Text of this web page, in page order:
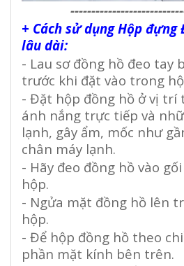
+ Cách sử dụng Hộp
lâu dài:
- Lau sơ đồng hồ đeo tay
trước khi đặt vào trong
- Đặt hộp đồng hồ ở vị trí
ánh nắng trực tiếp và
lạnh, gây ẩm, mốc như
chân máy lạnh.
- Hãy đeo đồng hồ vào
hộp.
- Ngửa mặt đồng hồ lên
hộp.
- Để hộp đồng hồ theo
phần mặt kính bên trên.